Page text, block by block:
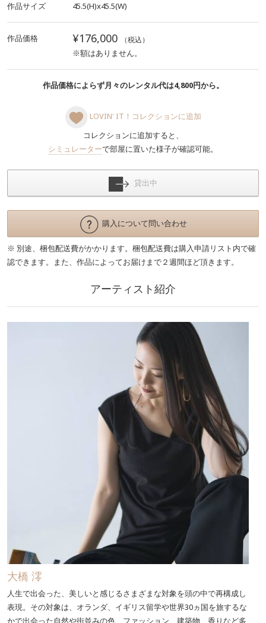
作品サイズ 45.5(H)x45.5(W)
作品価格 ¥176,000 （税込）
※額はありません。
作品価格によらず月々のレンタル代は4,800円から。
LOVIN' IT！コレクションに追加
コレクションに追加すると、
シミュレーターで部屋に置いた様子が確認可能。
貸出中
購入について問い合わせ
※ 別途、梱包配送費がかかります。梱包配送費は購入申請リスト内で確
認できます。また、作品によってお届けまで２週間ほど頂きます。
アーティスト紹介
大橋 澪
人生で出会った、美しいと感じるさまざまな対象を頭の中で再構成し
表現。その対象は、オランダ、イギリス留学や世界30ヵ国を旅するな
かで出会った自然や街並みの色、ファッション、建築物、香りなど多